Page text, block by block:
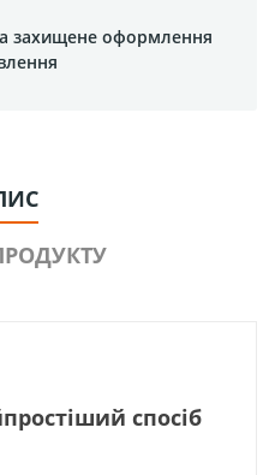
захищене оформлення
спосіб